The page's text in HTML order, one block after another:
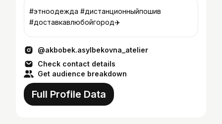
#этноодежда #дистанционныйпошив
#доставкавлюбойгород✈️
@akbobek.asylbekovna_atelier
Check contact details
Get audience breakdown
Full Profile Data